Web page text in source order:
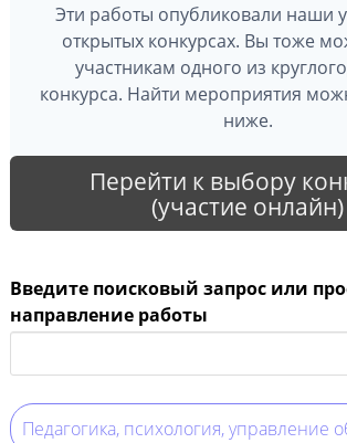
Эти работы опубликовали наши
открытых конкурсах. Вы тоже
участникам одного из
конкурса. Найти мероприятия
ниже.
Перейти к выбору
(участие онлайн)
Введите поисковый запрос или
направление работы
Педагогика, психология, управление